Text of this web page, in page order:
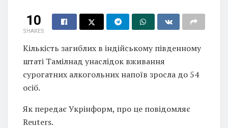
10
SHARES
Кількість загиблих в індійському південному
штаті Тамілнад унаслідок вживання
сурогатних алкогольних напоїв зросла до 54
осіб.
Як передає Укрінформ, про це повідомляє
Reuters.